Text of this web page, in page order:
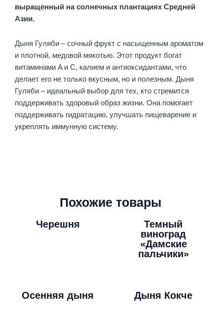
выращенный на солнечных плантациях Средней
Азии.
Дыня Гуляби – сочный фрукт с насыщенным ароматом
и плотной, медовой мякотью. Этот продукт богат
витаминами A и C, калием и антиоксидантами, что
делает его не только вкусным, но и полезным. Дыня
Гуляби – идеальный выбор для тех, кто стремится
поддерживать здоровый образ жизни. Она помогает
поддерживать гидратацию, улучшать пищеварение и
укреплять иммунную систему.
Похожие товары
Черешня
Темный
виноград
«Дамские
пальчики»
Осенняя дыня Дыня Кокче